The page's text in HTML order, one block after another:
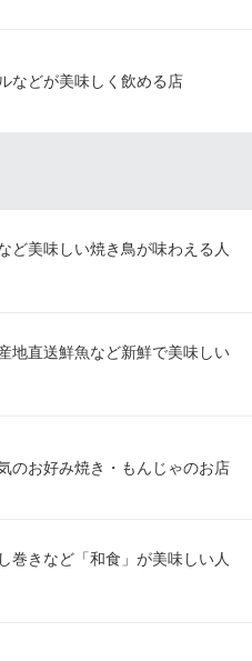
などが美味しく飲める店
ど美味しい焼き鳥が味わえる人
地直送鮮魚など新鮮で美味しい
のお好み焼き・もんじゃのお店
巻きなど「和食」が美味しい人